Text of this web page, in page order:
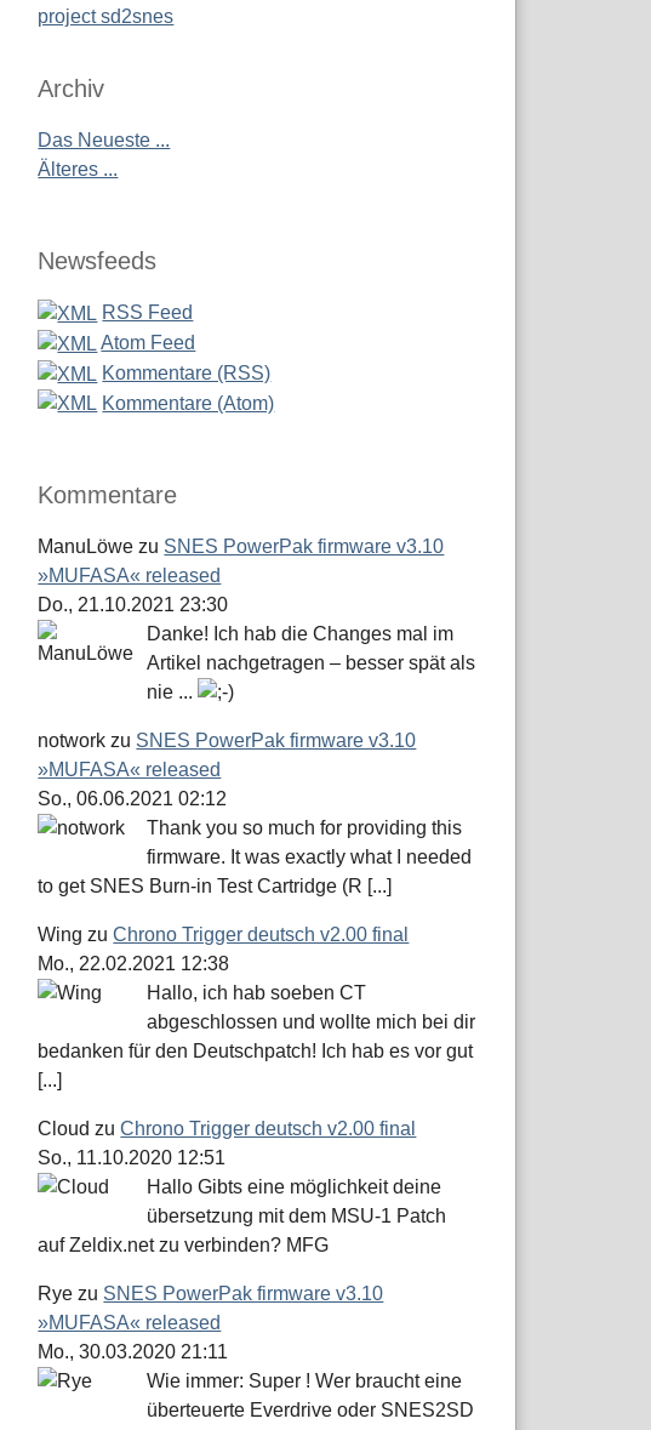
project sd2snes
Archiv
Das Neueste ...
Älteres ...
Newsfeeds
RSS Feed
Atom Feed
Kommentare (RSS)
Kommentare (Atom)
Kommentare
ManuLöwe zu SNES PowerPak firmware v3.10
»MUFASA« released
Do., 21.10.2021 23:30
Danke! Ich hab die Changes mal im
Artikel nachgetragen – besser spät als
nie ...
notwork zu SNES PowerPak firmware v3.10
»MUFASA« released
So., 06.06.2021 02:12
Thank you so much for providing this
firmware. It was exactly what I needed
to get SNES Burn-in Test Cartridge (R [...]
Wing zuChrono Trigger deutsch v2.00 final
Mo., 22.02.2021 12:38
Hallo, ich hab soeben CT
abgeschlossen und wollte mich bei dir
bedanken für den Deutschpatch! Ich hab es vor gut
[...]
Cloud zuChrono Trigger deutsch v2.00 final
So., 11.10.2020 12:51
Hallo Gibts eine möglichkeit deine
übersetzung mit dem MSU-1 Patch
auf Zeldix.net zu verbinden? MFG
Rye zu SNES PowerPak firmware v3.10
»MUFASA« released
Mo., 30.03.2020 21:11
Wie immer: Super ! Wer braucht eine
überteuerte Everdrive oder SNES2SD